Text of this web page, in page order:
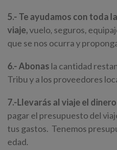
5.- Te ayudamos con toda
viaje,vuelo, seguros,
que se nos ocurra y
6.- Abonas la cantidad
Tribu y a los proveedores
7.-Llevarás al viaje el
pagar el presupuesto del
tus gastos. Tenemos
edad.